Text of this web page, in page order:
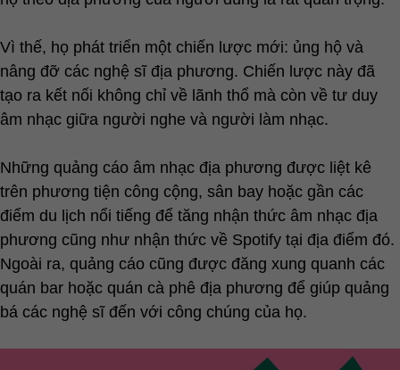
Vì thế, họ phát triển một chiến lược mới: ủng hộ và
nâng đỡ các nghệ sĩ địa phương. Chiến lược này đã
tạo ra kết nối không chỉ về lãnh thổ mà còn về tư duy
âm nhạc giữa người nghe và người làm nhạc.
Những quảng cáo âm nhạc địa phương được liệt kê
trên phương tiện công cộng, sân bay hoặc gần các
điểm du lịch nổi tiếng để tăng nhận thức âm nhạc địa
phương cũng như nhận thức về Spotify tại địa điểm đó.
Ngoài ra, quảng cáo cũng được đăng xung quanh các
quán bar hoặc quán cà phê địa phương để giúp quảng
bá các nghệ sĩ đến với công chúng của họ.